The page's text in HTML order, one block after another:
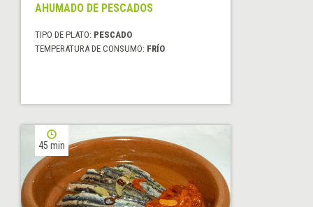
AHUMADO DE PESCADOS
TIPO DE PLATO: PESCADO
TEMPERATURA DE CONSUMO: FRÍO
45 min